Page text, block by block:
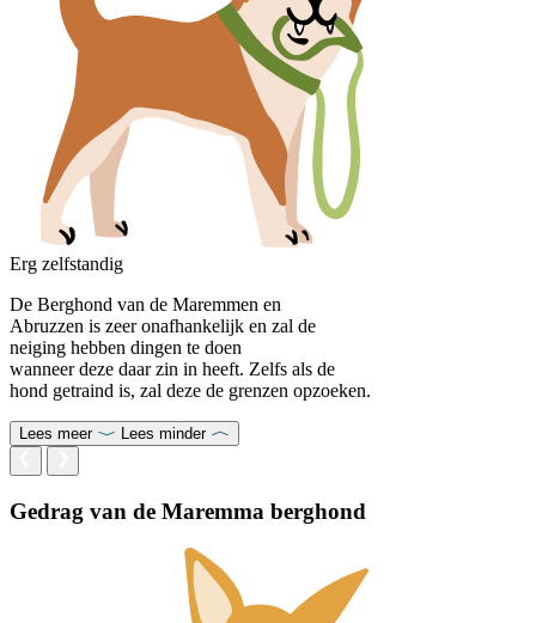
Erg zelfstandig
De Berghond van de Maremmen en
Abruzzen is zeer onafhankelijk en zal de
neiging hebben dingen te doen
wanneer deze daar zin in heeft. Zelfs als de
hond getraind is, zal deze de grenzen opzoeken.
Lees meer Lees minder
Gedrag van de Maremma berghond